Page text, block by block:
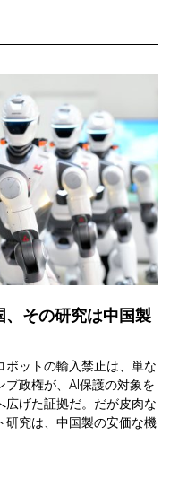
、その研究は中国製
ボットの輸入禁止は、単な
政権が、AI保護の対象を
広げた証拠だ。だが皮肉な
研究は、中国製の安価な機